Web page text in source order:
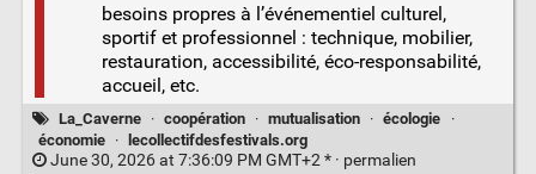
besoins propres à l’événementiel culturel,
sportif et professionnel : technique, mobilier,
restauration, accessibilité, éco-responsabilité,
accueil, etc.
La_Caverne · coopération · mutualisation · écologie
·
économie
· lecollectifdesfestivals.org
June 30, 2026 at 7:36:09 PM GMT+2 * · permalien